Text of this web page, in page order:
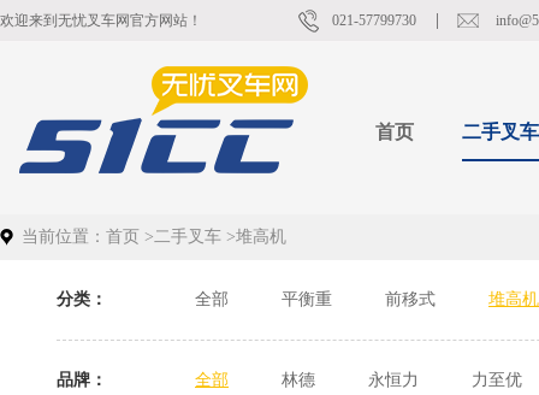
欢迎来到无忧叉车网官方网站！ 021-57799730
首页 二手叉车
当前位置： 首页 >二手叉车 >堆高机
分类： 全部 平衡重 前移式 堆高机
品牌： 全部 林德 永恒力 力至优